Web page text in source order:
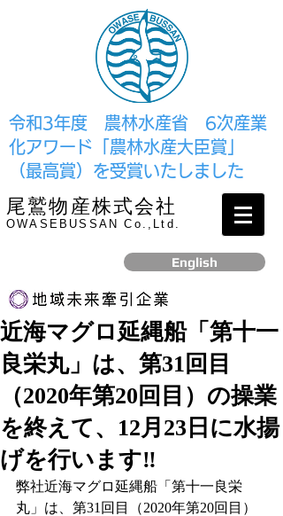
​令和3年度 農林水産省 6次産業
化アワード「農林水産大臣賞」
（最高賞）を受賞いたしました
尾鷲物産株式会社
OWASEBUSSAN Co.,Ltd.
English
リンク
​2017年12月、経済産業省より認定されました
近海マグロ延縄船「第十一
良栄丸」は、第31回目
（2020年第20回目）の操業
を終えて、12月23日に水揚
げを行います‼
弊社近海マグロ延縄船「第十一良栄
丸」は、第31回目（2020年第20回目）